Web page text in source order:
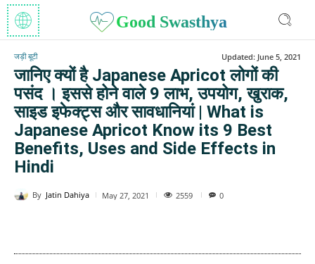
Good Swasthya
जड़ी बूटी Updated: June 5, 2021
जानिए क्यों है Japanese Apricot लोगों की
पसंद । इससे होने वाले 9 लाभ, उपयोग, खुराक,
साइड इफेक्ट्स और सावधानियां | What is
Japanese Apricot Know its 9 Best
Benefits, Uses and Side Effects in
Hindi
By Jatin Dahiya May 27, 2021 2559 0